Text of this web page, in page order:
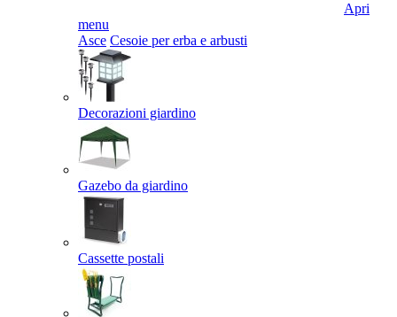
Apri
menu
Asce Cesoie per erba e arbusti
Decorazioni giardino
Gazebo da giardino
Cassette postali